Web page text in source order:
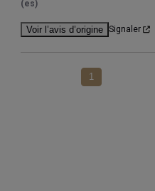
(es)
Voir l’avis d’origine Signaler
1